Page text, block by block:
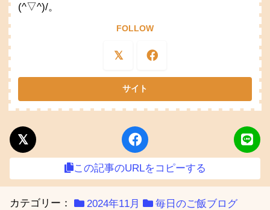
(^▽^)/。
FOLLOW
この記事のURLをコピーする
カテゴリー： 2024年11月 毎日のご飯ブログ